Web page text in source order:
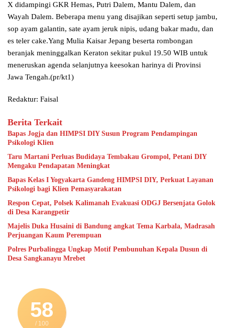
X didampingi GKR Hemas, Putri Dalem, Mantu Dalem, dan
Wayah Dalem. Beberapa menu yang disajikan seperti setup jambu,
sop ayam galantin, sate ayam jeruk nipis, udang bakar madu, dan
es teler cake.Yang Mulia Kaisar Jepang beserta rombongan
beranjak meninggalkan Keraton sekitar pukul 19.50 WIB untuk
meneruskan agenda selanjutnya keesokan harinya di Provinsi
Jawa Tengah.(pr/kt1)
Redaktur: Faisal
Berita Terkait
Bapas Jogja dan HIMPSI DIY Susun Program Pendampingan
Psikologi Klien
Taru Martani Perluas Budidaya Tembakau Grompol, Petani DIY
Mengaku Pendapatan Meningkat
Bapas Kelas I Yogyakarta Gandeng HIMPSI DIY, Perkuat Layanan
Psikologi bagi Klien Pemasyarakatan
Respon Cepat, Polsek Kalimanah Evakuasi ODGJ Bersenjata Golok
di Desa Karangpetir
Majelis Duka Husaini di Bandung angkat Tema Karbala, Madrasah
Perjuangan Kaum Perempuan
Polres Purbalingga Ungkap Motif Pembunuhan Kepala Dusun di
Desa Sangkanayu Mrebet
58
/ 100